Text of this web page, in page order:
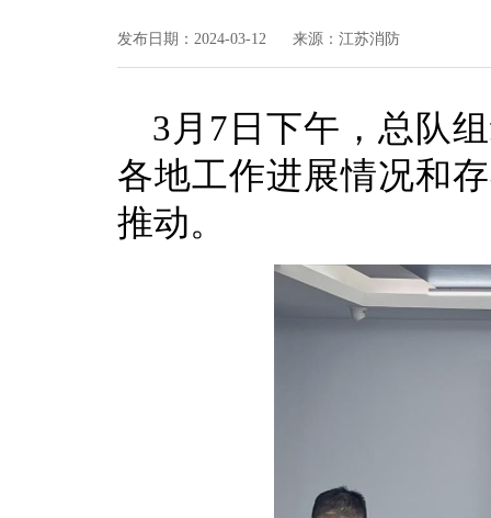
发布日期：2024-03-12 来源：江苏消防
3月7日下午，总队
各地工作进展情况和
推动。